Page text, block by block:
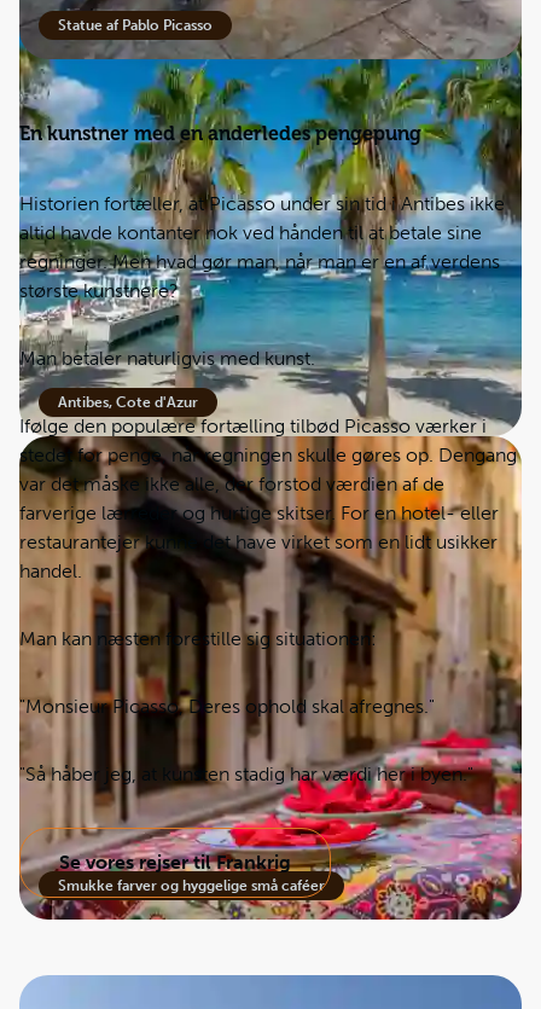
Antibes, Cote d'Azur
Smukke farver og hyggelige små caféer
En kunstner med en anderledes pengepung
Historien fortæller, at Picasso under sin tid i Antibes ikke
altid havde kontanter nok ved hånden til at betale sine
regninger. Men hvad gør man, når man er en af verdens
største kunstnere?
Man betaler naturligvis med kunst.
Ifølge den populære fortælling tilbød Picasso værker i
stedet for penge, når regningen skulle gøres op. Dengang
var det måske ikke alle, der forstod værdien af de
farverige lærreder og hurtige skitser. For en hotel- eller
restaurantejer kunne det have virket som en lidt usikker
handel.
Man kan næsten forestille sig situationen:
"Mon­sieur Picasso, Deres ophold skal afregnes."
"Så håber jeg, at kunsten stadig har værdi her i byen."
Se vores rejser til Frankrig
Statue af Pablo Picasso